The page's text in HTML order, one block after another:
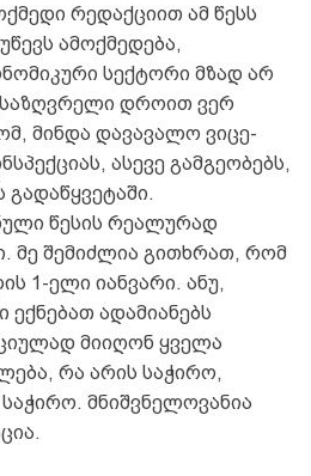
რედაქციით ამ წესს
ამოქმედება,
სექტორი მზად არ
დროით ვერ
მინდა დავავალო ვიცე-
ასევე გამგეობებს,
გადაწყვეტაში.
წესის რეალურად
მე შემიძლია გითხრათ, რომ
1-ელი იანვარი. ანუ,
ადამიანებს
მიიღონ ყველა
რა არის საჭირო,
მნიშვნელოვანია